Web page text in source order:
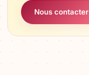
Nous contacter